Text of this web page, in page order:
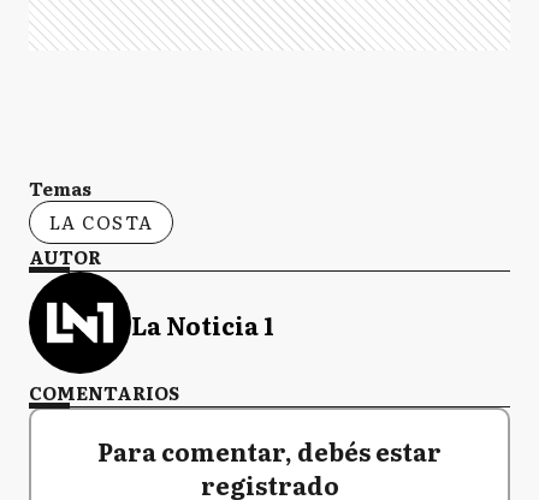
Temas
LA COSTA
AUTOR
La Noticia 1
COMENTARIOS
Para comentar, debés estar
registrado